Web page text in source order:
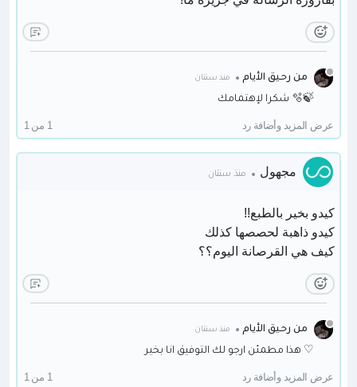
من رحيق الأيام منذ سنتان
شكرا لإهتمامك 🫧🍃
عرض المزيد وأضافة رد 1 من 1
مجهول منذ سنتان
كيدو بخير بالطبع!!
كيدو ذاهبة لحصصها كذلك
كيف هي القرصانة اليوم؟؟
من رحيق الأيام منذ سنتان
هذا مطمئن ارجو لك التوفيق انا بخير ♡
عرض المزيد وأضافة رد 1 من 1